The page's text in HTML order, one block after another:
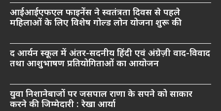
आईआईएफएल फाइनेंस ने स्वतंत्रता दिवस से पहले
महिलाओं के लिए विशेष गोल्ड लोन योजना शुरू की
द आर्यन स्कूल में अंतर-सदनीय हिंदी एवं अंग्रेज़ी वाद-विवाद
तथा आशुभाषण प्रतियोगिताओं का आयोजन
युवा निशानेबाजों पर जसपाल राणा के सपने को साकार
करने की जिम्मेदारी : रेखा आर्या